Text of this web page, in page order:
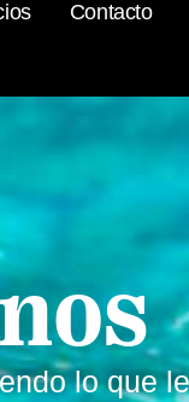
Contacto
lo que